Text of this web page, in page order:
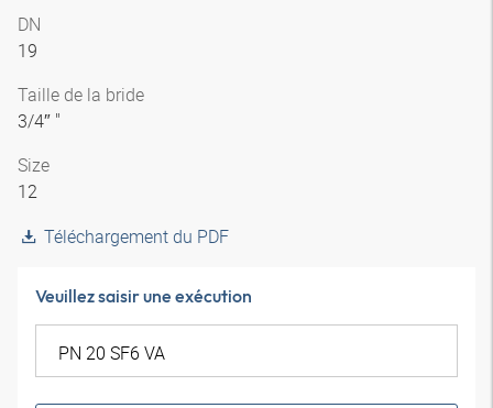
DN
19
Taille de la bride
3/4″ "
Size
12
Téléchargement du PDF
Veuillez saisir une exécution